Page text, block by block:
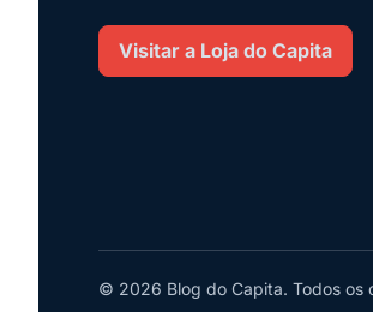
Visitar a Loja do Capita
© 2026 Blog do Capita. Todos os